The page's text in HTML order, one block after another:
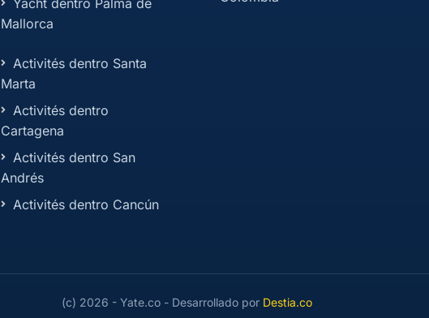
Yacht dentro Palma de
Mallorca
Activités dentro Santa
Marta
Activités dentro
Cartagena
Activités dentro San
Andrés
Activités dentro Cancún
(c) 2026 - Yate.co - Desarrollado por Destia.co